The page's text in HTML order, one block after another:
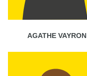
AGATHE VAYRON